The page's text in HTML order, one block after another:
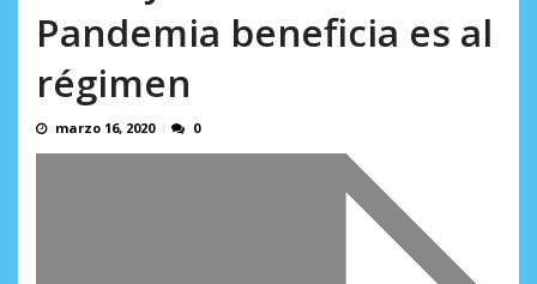
Pandemia beneficia es al
régimen
marzo 16, 2020 0